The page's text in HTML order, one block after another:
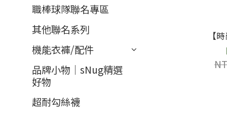
職棒球隊聯名專區
其他聯名系列
機能衣褲/配件
品牌小物｜sNug精選
好物
超耐勾絲襪
【